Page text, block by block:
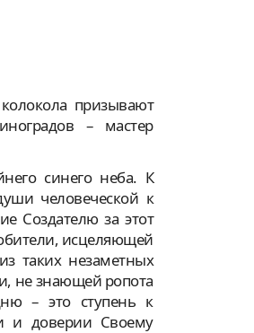
призывают
– мастер
синего неба. К
человеческой к
Создателю за этот
исцеляющей
таких незаметных
не знающей ропота
– это ступень к
и доверии Своему